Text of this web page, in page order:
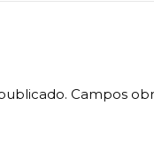
Campos